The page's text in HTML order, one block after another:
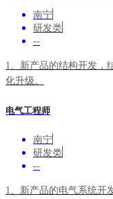
南宁
研发类
--
1、新产品的结构开发，
化升级。
3、参与组织项目评审、
电气工程师
南宁
研发类
--
1、新产品的电气系统开